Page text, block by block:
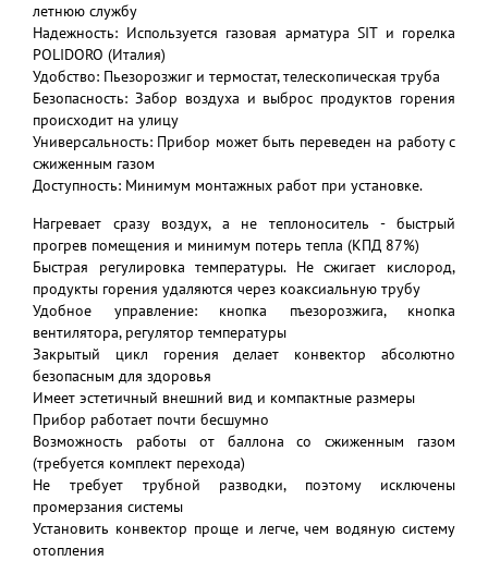
летнюю службу
Надежность: Используется газовая арматура SIT и горелка
POLIDORO (Италия)
Удобство: Пьезорозжиг и термостат, телескопическая труба
Безопасность: Забор воздуха и выброс продуктов горения
происходит на улицу
Универсальность: Прибор может быть переведен на работу с
сжиженным газом
Доступность: Минимум монтажных работ при установке.
Нагревает сразу воздух, а не теплоноситель - быстрый
прогрев помещения и минимум потерь тепла (КПД 87%)
Быстрая регулировка температуры. Не сжигает кислород,
продукты горения удаляются через коаксиальную трубу
Удобное управление: кнопка пъезорозжига, кнопка
вентилятора, регулятор температуры
Закрытый цикл горения делает конвектор абсолютно
безопасным для здоровья
Имеет эстетичный внешний вид и компактные размеры
Прибор работает почти бесшумно
Возможность работы от баллона со сжиженным газом
(требуется комплект перехода)
Не требует трубной разводки, поэтому исключены
промерзания системы
Установить конвектор проще и легче, чем водяную систему
отопления